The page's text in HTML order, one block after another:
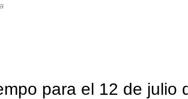
para el 12 de julio